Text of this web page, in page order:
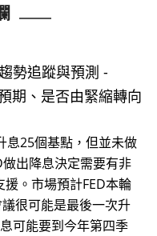
大中華管理中心就冒名RFP
勢追蹤與預測 -
期、是否由緊縮轉向
25個基點，但並未做
出降息決定需要有非
。市場預計FED本輪
很可能是最後一次升
可能要到今年第四季